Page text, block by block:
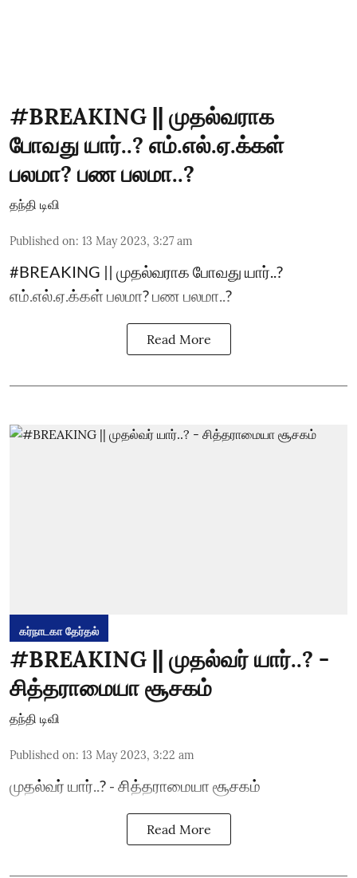
#BREAKING || முதல்வராக
போவது யார்..? எம்.எல்.ஏ.க்கள்
பலமா? பண பலமா..?
தந்தி டிவி
Published on: 13 May 2023, 3:27 am
#BREAKING || முதல்வராக போவது யார்..?
எம்.எல்.ஏ.க்கள் பலமா? பண பலமா..?
Read More
கர்நாடகா தேர்தல்
#BREAKING || முதல்வர் யார்..? -
சித்தராமையா சூசகம்
தந்தி டிவி
Published on: 13 May 2023, 3:22 am
முதல்வர் யார்..? - சித்தராமையா சூசகம்
Read More